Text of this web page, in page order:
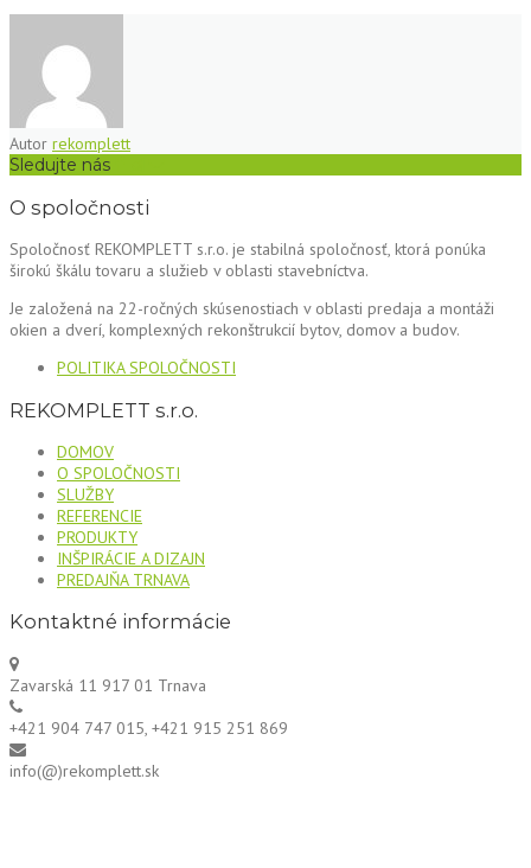
Autor rekomplett
Sledujte nás
O spoločnosti
Spoločnosť REKOMPLETT s.r.o. je stabilná spoločnosť, ktorá ponúka
širokú škálu tovaru a služieb v oblasti stavebníctva.
Je založená na 22-ročných skúsenostiach v oblasti predaja a montáži
okien a dverí, komplexných rekonštrukcií bytov, domov a budov.
POLITIKA SPOLOČNOSTI
REKOMPLETT s.r.o.
DOMOV
O SPOLOČNOSTI
SLUŽBY
REFERENCIE
PRODUKTY
INŠPIRÁCIE A DIZAJN
PREDAJŇA TRNAVA
Kontaktné informácie
Zavarská 11 917 01 Trnava
+421 904 747 015, +421 915 251 869
info(@)rekomplett.sk